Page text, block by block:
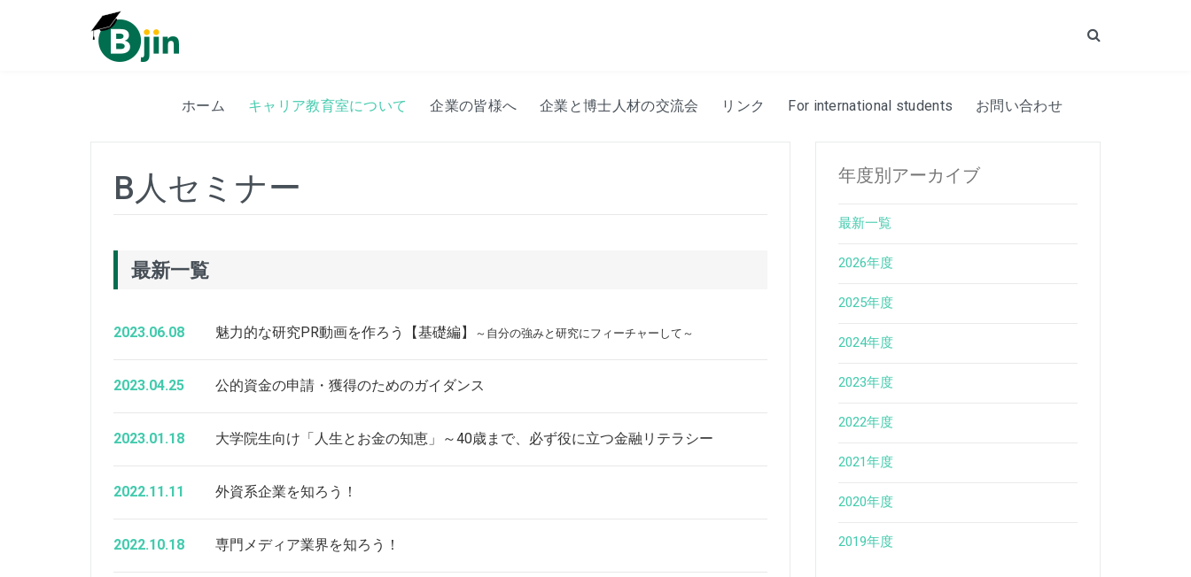
ホーム キャリア教育室について 企業の皆様へ 企業と博士人材の交流会 リンク For international students お問い合わせ
B人セミナー
最新一覧
2023.06.08 魅力的な研究PR動画を作ろう【基礎編】 ～自分の強みと研究にフィーチャーして～
2023.04.25 公的資金の申請・獲得のためのガイダンス
2023.01.18 大学院生向け「人生とお金の知恵」～40歳まで、必ず役に立つ金融リテラシー
2022.11.11 外資系企業を知ろう！
2022.10.18 専門メディア業界を知ろう！
年度別アーカイブ
最新一覧
2026年度
2025年度
2024年度
2023年度
2022年度
2021年度
2020年度
2019年度